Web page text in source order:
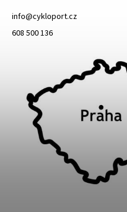
info@cykloport.cz
608 500 136